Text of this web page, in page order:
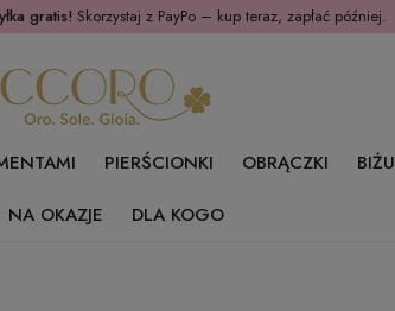
gratis! Skorzystaj z PayPo – kup teraz, zapłać później.
PIERŚCIONKI OBRĄCZKI
NA OKAZJE DLA KOGO